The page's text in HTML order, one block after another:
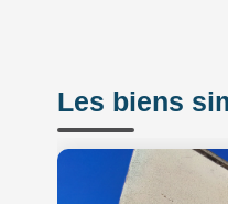
Les biens